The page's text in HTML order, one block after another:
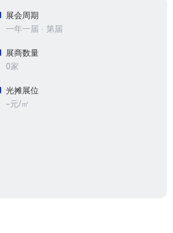
展会周期
一年一届 · 第届
展商数量
0家
光摊展位
-元/㎡